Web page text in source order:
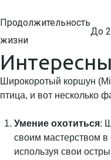
Продолжительность
жизни
До
Широкоротый коршун
птица, и вот несколько
Умение охотиться:
своим мастерством
используя свои